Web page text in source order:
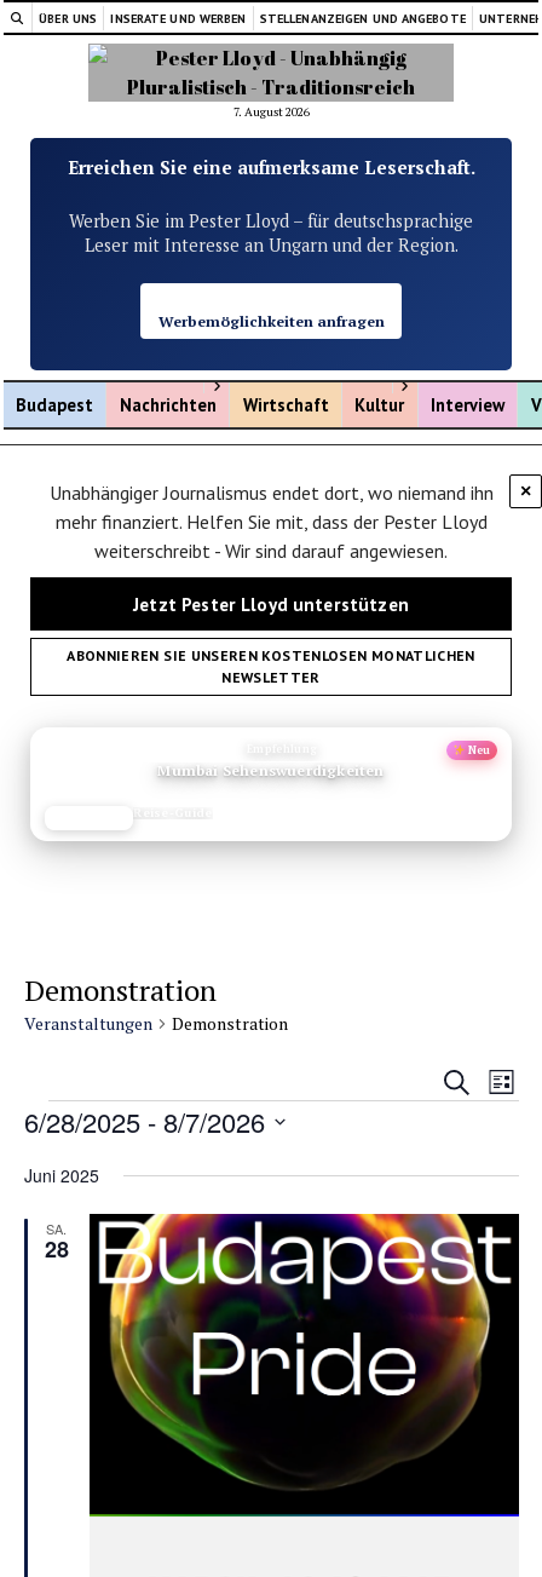
ÜBER UNS INSERATE UND WERBEN STELLENANZEIGEN UND ANGEBOTE
7. August 2026
Erreichen Sie eine aufmerksame Leserschaft.
Werben Sie im Pester Lloyd – für deutschsprachige
Leser mit Interesse an Ungarn und der Region.
Werbemöglichkeiten anfragen
Budapest Nachrichten
Menü öffnen
Wirtschaft Kultur
Menü öffnen
Interview
×
Unabhängiger Journalismus endet dort, wo niemand ihn
mehr finanziert. Helfen Sie mit, dass der Pester Lloyd
weiterschreibt - Wir sind darauf angewiesen.
Jetzt Pester Lloyd unterstützen
ABONNIEREN SIE UNSEREN KOSTENLOSEN MONATLICHEN
NEWSLETTER
Neu
Mumbai Sehenswuerdigkeiten
Reise-Guide
Demonstration
Veranstaltungen Demonstration
Suche
SucheListe
Veranstaltungen
6/28/2025 - 8/7/2026
wählen.
Juni 2025
SA.
28